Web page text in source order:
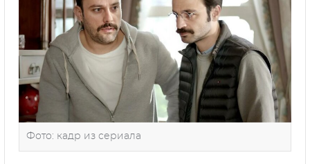
Фото: кадр из сериала